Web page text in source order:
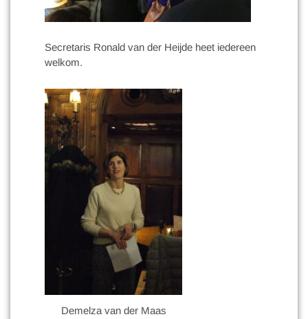
Secretaris Ronald van der Heijde heet iedereen
welkom.
Demelza van der Maas